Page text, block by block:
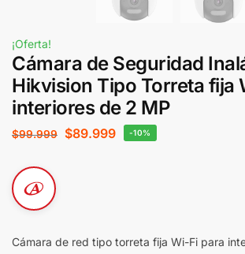
¡Oferta!
Cámara de Seguridad
Hikvision Tipo Torreta fija
interiores de 2 MP
$99.999 $89.999 -10%
Cámara de red tipo torreta fija Wi-Fi para